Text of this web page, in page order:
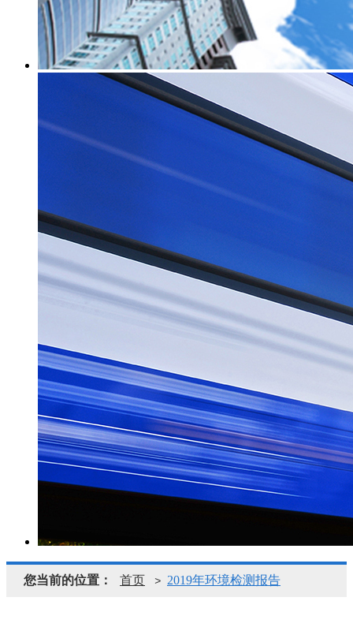
您当前的位置： 首页 > 2019年环境检测报告